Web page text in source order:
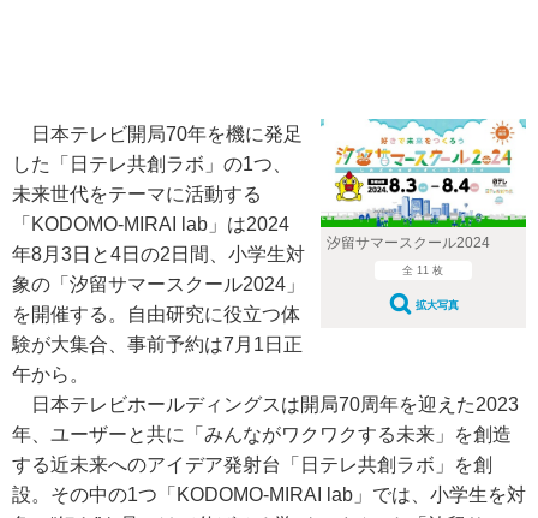
汐留サマースクール2024
全 11 枚
拡大写真
日本テレビ開局70年を機に発足
した「日テレ共創ラボ」の1つ、
未来世代をテーマに活動する
「KODOMO-MIRAI lab」は2024
年8月3日と4日の2日間、小学生対
象の「汐留サマースクール2024」
を開催する。自由研究に役立つ体
験が大集合、事前予約は7月1日正
午から。
日本テレビホールディングスは開局70周年を迎えた2023
年、ユーザーと共に「みんながワクワクする未来」を創造
する近未来へのアイデア発射台「日テレ共創ラボ」を創
設。その中の1つ「KODOMO-MIRAI lab」では、小学生を対